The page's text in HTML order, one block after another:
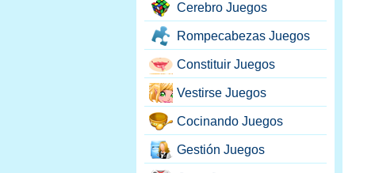
Cerebro Juegos
Rompecabezas Juegos
Constituir Juegos
Vestirse Juegos
Cocinando Juegos
Gestión Juegos